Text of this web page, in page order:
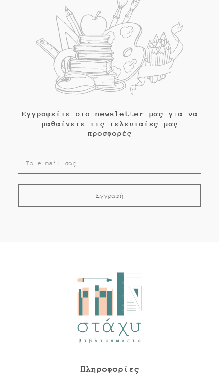
Εγγραφείτε στο newsletter μας για να
μαθαίνετε τις τελευταίες μας
προσφορές
Πληροφορίες